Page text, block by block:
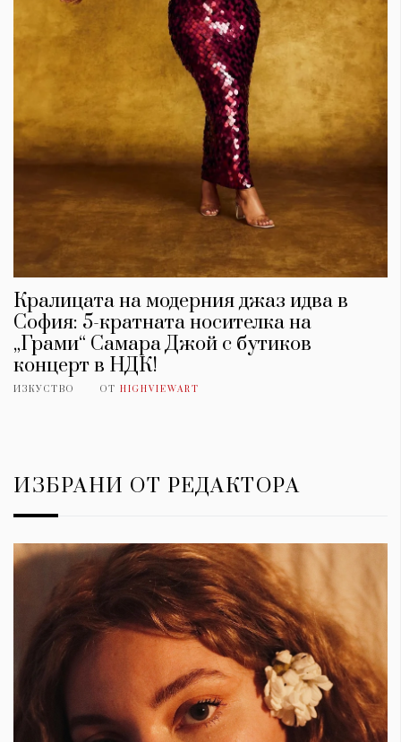
Кралицата на модерния джаз идва в
София: 5-кратната носителка на
„Грами“ Самара Джой с бутиков
концерт в НДК!
ИЗКУСТВО ОТ HIGHVIEWART
ИЗБРАНИ ОТ РЕДАКТОРА